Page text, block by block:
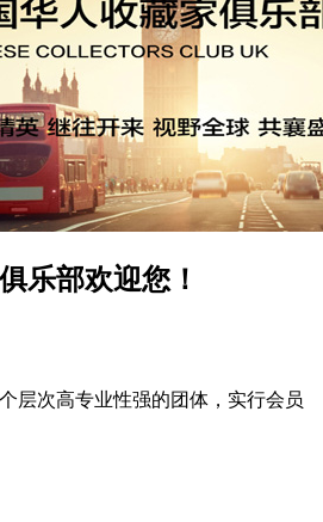
乐部欢迎您！
层次高专业性强的团体，实行会员